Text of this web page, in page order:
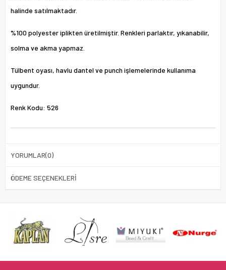
halinde satılmaktadır.
%100 polyester iplikten üretilmiştir. Renkleri parlaktır, yıkanabilir,
solma ve akma yapmaz.
Tülbent oyası, havlu dantel ve punch işlemelerinde kullanıma
uygundur.
Renk Kodu: 526
YORUMLAR(0)
ÖDEME SEÇENEKLERI